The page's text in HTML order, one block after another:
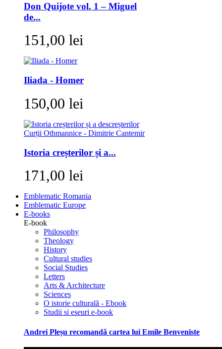
Don Quijote vol. 1 – Miguel
de...
151,00 lei
Iliada - Homer
150,00 lei
Istoria creșterilor și a...
171,00 lei
Emblematic Romania
Emblematic Europe
E-books
E-book
Philosophy
Theology
History
Cultural studies
Social Studies
Letters
Arts & Architecture
Sciences
O istorie culturală - Ebook
Studii si eseuri e-book
Andrei Pleșu recomandă cartea lui Emile Benveniste